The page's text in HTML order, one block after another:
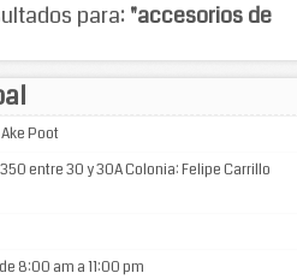
para: "accesorios de
Poot
entre 30 y 30A Colonia: Felipe Carrillo
8:00 am a 11:00 pm